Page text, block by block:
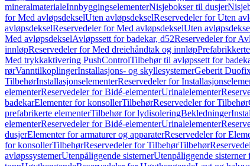
mineralmaterialeInnbyggingselementerNisjebokser til dusjer
for Med avløpsdekselUten avløpsdekselReservedeler for Uten
avløpsdekselReservedeler for Med avløpsdekselUten
Med avløpsdekselAvløpssett for badekar, d52Reservedeler for
innløpReservedeler for Med dreiehåndtak og innløp
Med trykkaktivering PushControlTilbehør til avløpssett for
rørVanntilkoplingerInstallasjons- og skyllesystemerGeberit
TilbehørInstallasjonselementerReservedeler for
elementerReservedeler for Bidé-elementerUrinalelementer
badekarElementer for konsollerTilbehørReservedeler for Tilbehør
prefabrikerte elementerTilbehør for lydisoleringBekledninger
elementerReservedeler for Bidé-elementerUrinalelementer
dusjerElementer for armaturer og apparaterReservedeler for
for konsollerTilbehørReservedeler for TilbehørTilbehør
avløpssystemerUtenpåliggende sisternerUtenpåliggende sisterner